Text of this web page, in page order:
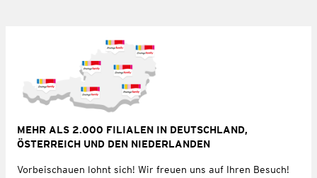
MEHR ALS 2.000 FILIALEN IN DEUTSCHLAND,
ÖSTERREICH UND DEN NIEDERLANDEN
Vorbeischauen lohnt sich! Wir freuen uns auf Ihren Besuch!